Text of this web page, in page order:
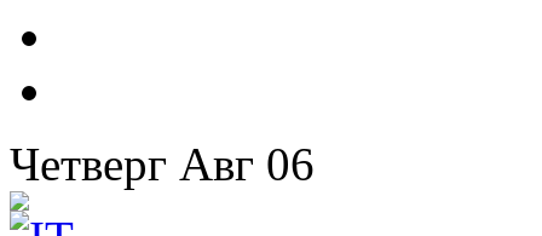
Четверг Авг 06